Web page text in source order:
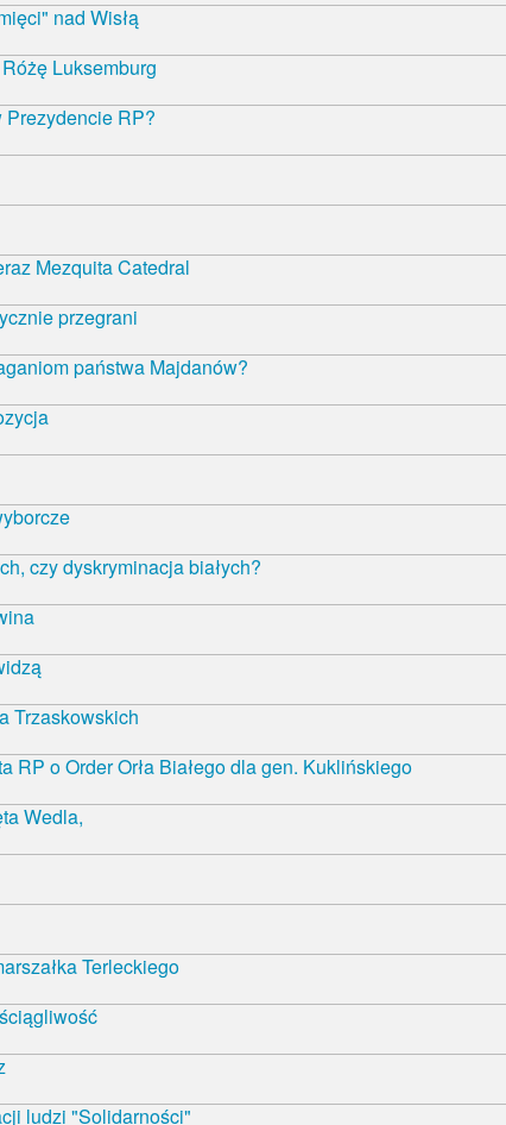
nad Wisłą
Luksemburg
Prezydencie RP?
Mezquita Catedral
przegrani
państwa Majdanów?
czy dyskryminacja białych?
Trzaskowskich
RP o Order Orła Białego dla gen. Kuklińskiego
Wedla,
Terleckiego
ludzi "Solidarności"